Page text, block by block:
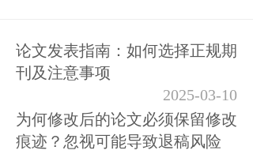
论文发表指南：如何选择正规期
刊及注意事项
2025-03-10
为何修改后的论文必须保留修改
痕迹？忽视可能导致退稿风险